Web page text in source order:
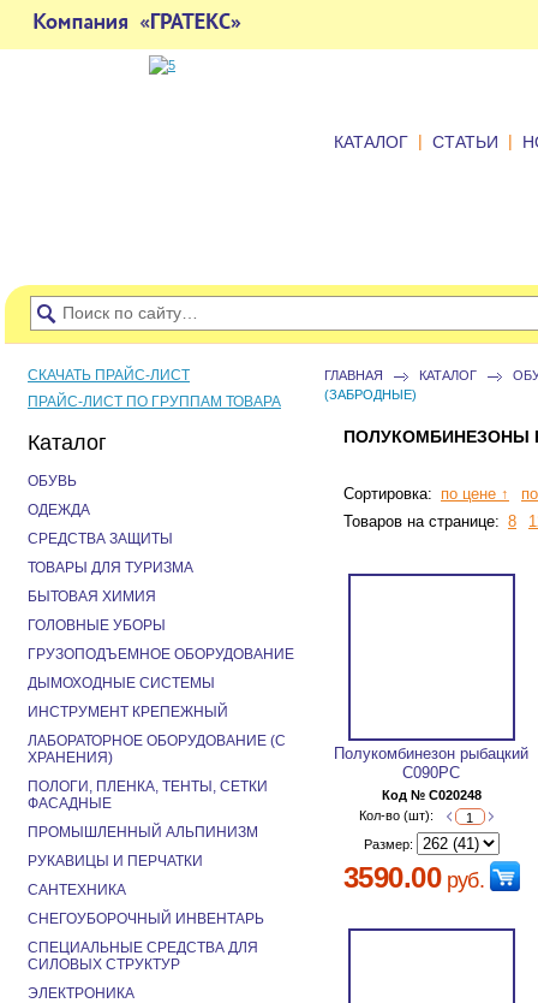
КАТАЛОГ | СТАТЬИ |
ГЛАВНАЯ КАТАЛОГ
(ЗАБРОДНЫЕ)
ПОЛУКОМБИНЕЗОНЫ
Сортировка: по цене ↑
Товаров на странице: 8
Полукомбинезон рыбацкий
С090РС
Код № C020248
Кол-во (шт):
Размер:
3590.00руб.
СКАЧАТЬ ПРАЙС-ЛИСТ
ПРАЙС-ЛИСТ ПО ГРУППАМ ТОВАРА
Каталог
ОБУВЬ
ОДЕЖДА
СРЕДСТВА ЗАЩИТЫ
ТОВАРЫ ДЛЯ ТУРИЗМА
БЫТОВАЯ ХИМИЯ
ГОЛОВНЫЕ УБОРЫ
ГРУЗОПОДЪЕМНОЕ ОБОРУДОВАНИЕ
ДЫМОХОДНЫЕ СИСТЕМЫ
ИНСТРУМЕНТ КРЕПЕЖНЫЙ
ЛАБОРАТОРНОЕ ОБОРУДОВАНИЕ (С
ХРАНЕНИЯ)
ПОЛОГИ, ПЛЕНКА, ТЕНТЫ, СЕТКИ
ФАСАДНЫЕ
ПРОМЫШЛЕННЫЙ АЛЬПИНИЗМ
РУКАВИЦЫ И ПЕРЧАТКИ
САНТЕХНИКА
СНЕГОУБОРОЧНЫЙ ИНВЕНТАРЬ
СПЕЦИАЛЬНЫЕ СРЕДСТВА ДЛЯ
СИЛОВЫХ СТРУКТУР
ЭЛЕКТРОНИКА